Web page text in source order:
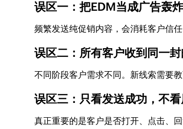
误区一：把EDM当成广告轰
频繁发送纯促销内容，会消耗客户信
误区二：所有客户收到同一
不同阶段客户需求不同。新线索需要
误区三：只看发送成功，不
真正重要的是客户是否打开、点击、